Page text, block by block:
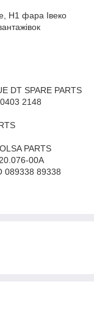
H1 фара Івеко
DT SPARE PARTS
2148
PARTS
00A
089338 89338